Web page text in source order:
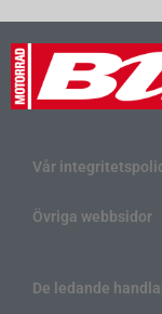
Vår
Övriga webbsidor
De ledande